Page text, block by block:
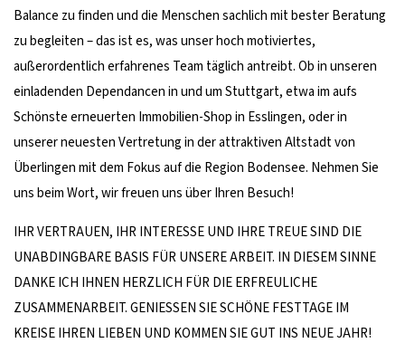
Balance zu finden und die Menschen sachlich mit bester Beratung
zu begleiten – das ist es, was unser hoch motiviertes,
außerordentlich erfahrenes Team täglich antreibt. Ob in unseren
einladenden Dependancen in und um Stuttgart, etwa im aufs
Schönste erneuerten Immobilien-Shop in Esslingen, oder in
unserer neuesten Vertretung in der attraktiven Altstadt von
Überlingen mit dem Fokus auf die Region Bodensee. Nehmen Sie
uns beim Wort, wir freuen uns über Ihren Besuch!
IHR VERTRAUEN, IHR INTERESSE UND IHRE TREUE SIND DIE
UNABDINGBARE BASIS FÜR UNSERE ARBEIT. IN DIESEM SINNE
DANKE ICH IHNEN HERZLICH FÜR DIE ERFREULICHE
ZUSAMMENARBEIT. GENIESSEN SIE SCHÖNE FESTTAGE IM
KREISE IHREN LIEBEN UND KOMMEN SIE GUT INS NEUE JAHR!